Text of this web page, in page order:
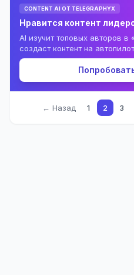
CONTENT AI ОТ TELEGRAPHYX
Нравится контент
AI изучит топовых авторов в
создаст контент на
← Назад 1 2 3